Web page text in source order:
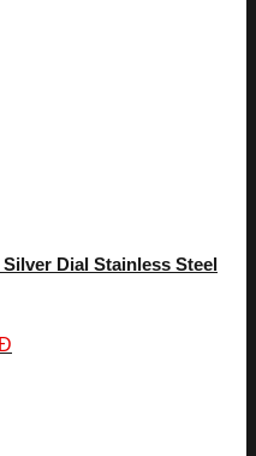
Silver Dial Stainless Steel